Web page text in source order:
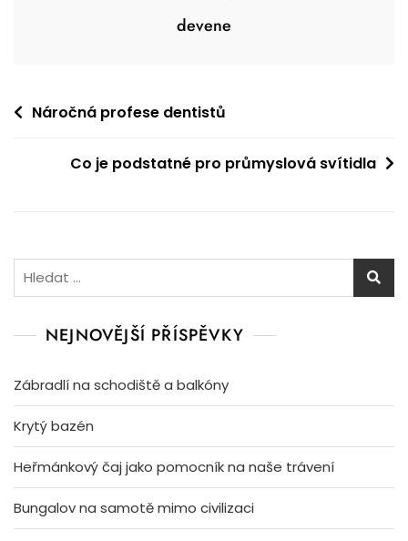
devene
Navigace
příspěvek
Náročná profese dentistů
Co je podstatné pro průmyslová svítidla
Vyhledávání
NEJNOVĚJŠÍ PŘÍSPĚVKY
Zábradlí na schodiště a balkóny
Krytý bazén
Heřmánkový čaj jako pomocník na naše trávení
Bungalov na samotě mimo civilizaci